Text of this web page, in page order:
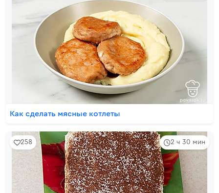
Как сделать мясные котлеты
2 ч 30 мин
258